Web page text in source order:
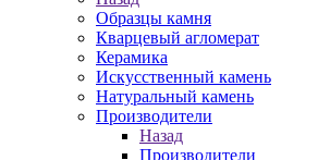
Образцы камня
Кварцевый агломерат
Керамика
Искусственный камень
Натуральный камень
Производители
Назад
Производители